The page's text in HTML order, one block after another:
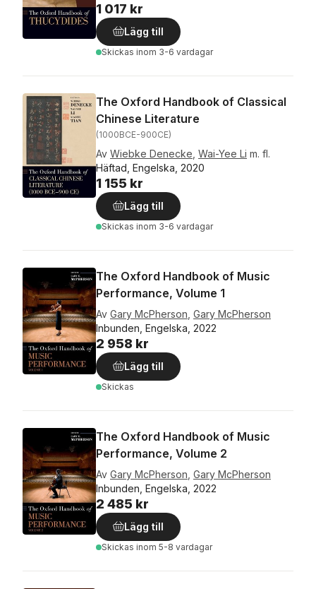
1 017 kr
Lägg till
Skickas inom 3-6 vardagar
The Oxford Handbook of Classical
Chinese Literature
(1000BCE-900CE)
Av Wiebke Denecke Wai-Yee Li m. fl.
Häftad, Engelska, 2020
1 155 kr
Lägg till
Skickas inom 3-6 vardagar
The Oxford Handbook of Music
Performance, Volume 1
Av Gary McPherson Gary McPherson
Inbunden, Engelska, 2022
2 958 kr
Lägg till
Skickas
The Oxford Handbook of Music
Performance, Volume 2
Av Gary McPherson Gary McPherson
Inbunden, Engelska, 2022
2 485 kr
Lägg till
Skickas inom 5-8 vardagar